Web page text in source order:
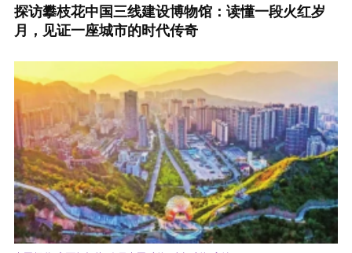
探访攀枝花中国三线建设博物馆：读懂一段火红岁
月，见证一座城市的时代传奇